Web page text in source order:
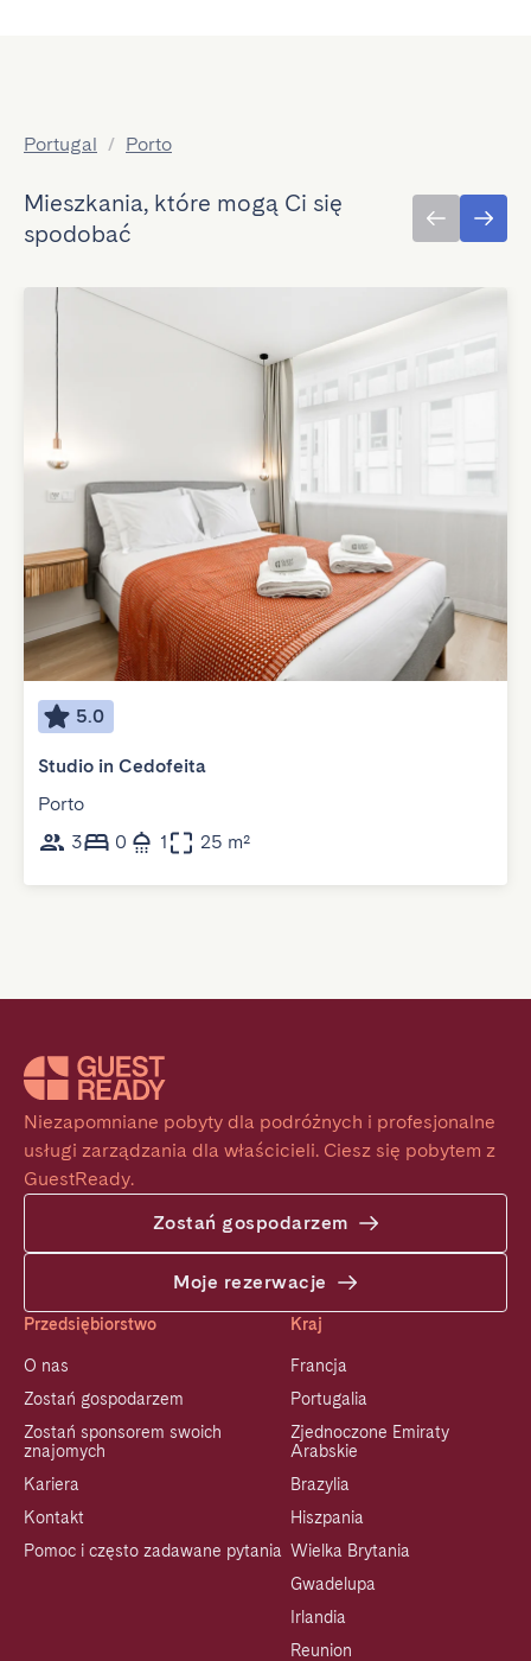
Portugal / Porto
Mieszkania, które mogą Ci się
spodobać
5.0
Studio in Cedofeita
Porto
3
0 1 25 m²
Niezapomniane pobyty dla podróżnych i profesjonalne
usługi zarządzania dla właścicieli. Ciesz się pobytem z
GuestReady.
Zostań gospodarzem
Moje rezerwacje
Przedsiębiorstwo
O nas
Zostań gospodarzem
Zostań sponsorem swoich
znajomych
Kariera
Kontakt
Pomoc i często zadawane pytania
Kraj
Francja
Portugalia
Zjednoczone Emiraty
Arabskie
Brazylia
Hiszpania
Wielka Brytania
Gwadelupa
Irlandia
Reunion